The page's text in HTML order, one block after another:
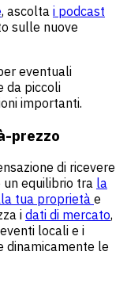
, ascolta i podcast
sulle nuove
eventuali
da piccoli
importanti.
prezzo
di ricevere
un equilibrio tra la
tua proprietà e
i dati di mercato,
locali e i
dinamicamente le